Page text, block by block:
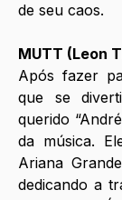
de seu caos.
MUTT (Leon
Após fazer
que se
querido
da música.
Ariana
dedicando a